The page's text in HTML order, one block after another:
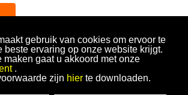
gebruik van cookies om ervoor te
beste ervaring op onze website krijgt.
maken gaat u akkoord met onze
.
zijn hierte downloaden.